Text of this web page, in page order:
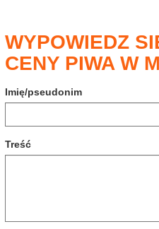
WYPOWIEDZ
CENY PIWA W
Imię/pseudonim
Treść